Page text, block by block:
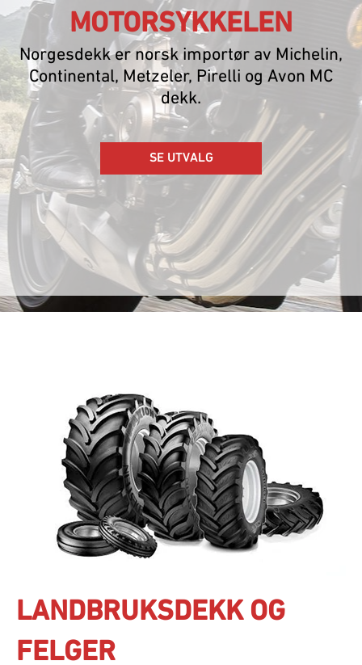
MOTORSYKKELEN
Norgesdekk er norsk importør av Michelin,
Continental, Metzeler, Pirelli og Avon MC
dekk.
SE UTVALG
LANDBRUKSDEKK OG
FELGER